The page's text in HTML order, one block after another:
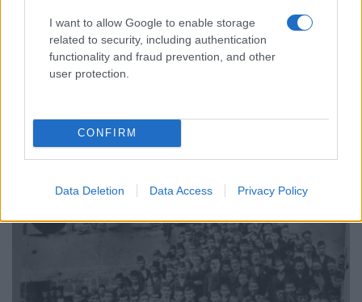
I want to allow Google to enable storage
related to security, including authentication
functionality and fraud prevention, and other
user protection.
CONFIRM
Data Deletion Data Access Privacy Policy
Το ντοκιμαντέρ «Η Μπάντα» παρουσιάζεται στην Κατερίνη
20/04/2024 - 2:17μμ